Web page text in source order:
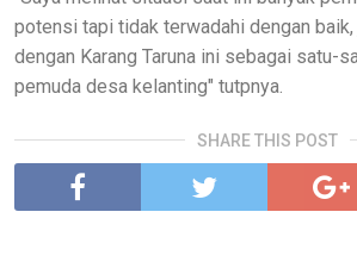
potensi tapi tidak terwadahi dengan
dengan Karang Taruna ini sebagai satu-
pemuda desa kelanting" tutpnya.
SHARE THIS POST